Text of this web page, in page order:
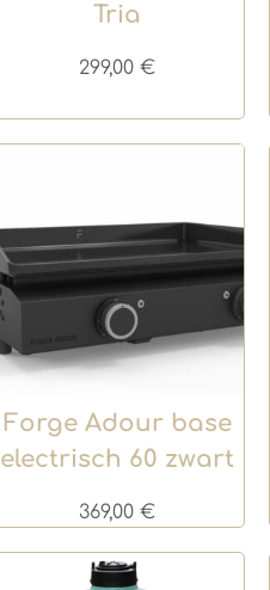
Tria
299,00€
Forge Adour base
electrisch 60 zwart
369,00€